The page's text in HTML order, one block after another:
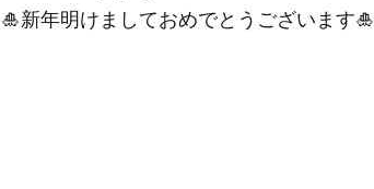
🎍新年明けましておめでとうございます🎍